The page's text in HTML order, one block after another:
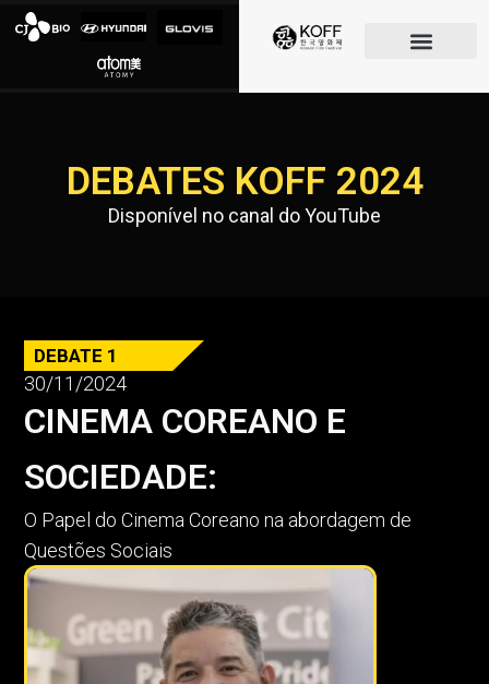
DEBATES KOFF 2024
Disponível no canal do YouTube
DEBATE 1
30/11/2024
CINEMA COREANO E
SOCIEDADE:
O Papel do Cinema Coreano na abordagem de
Questões Sociais